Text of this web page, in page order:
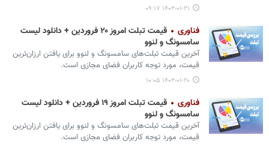
۱۴۰۲-۰۱-۲۱ ۰۹:۱۷
فناوری
قیمت تبلت امروز ۲۰ فروردین + دانلود لیست
سامسونگ و لنوو
آخرین قیمت تبلت‌های سامسونگ و لنوو برای یافتن ارزان‌ترین
قیمت، مورد توجه کاربران فضای مجازی است.
۱۴۰۲-۰۱-۲۰ ۱۰:۰۵
فناوری
قیمت تبلت امروز ۱۹ فروردین + دانلود لیست
سامسونگ و لنوو
آخرین قیمت تبلت‌های سامسونگ و لنوو برای یافتن ارزان‌ترین
قیمت، مورد توجه کاربران فضای مجازی است.